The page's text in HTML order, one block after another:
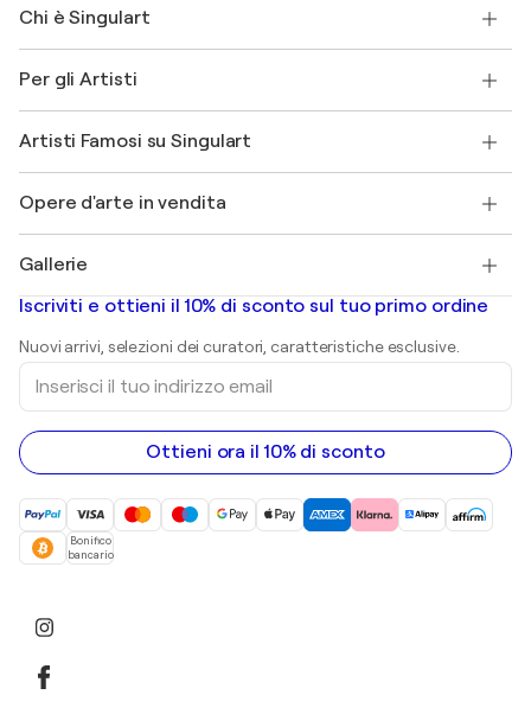
Spedizione
Offri una carta regalo
Partecipa al nostro programma commerciale
Il mio account
Protezione acquirente
+39 694500608
Chi è Singulart
FAQ
Magazine di Singulart
Lavori
Scopri arte originale selezionata
Per gli Artisti
Accedi come Artista
Artisti Famosi su Singulart
Marc Chagall
Banksy
Mr. Brainwash
Shepard Fairey
Opere d'arte in vendita
Quadri astratti in vendita
Dipinti di paesaggi
sculture
Dipinti acrilici
Gallerie
Gallerie d’arte in Italia
Iscriviti e ottieni il 10% di sconto sul tuo primo ordine
Nuovi arrivi, selezioni dei curatori, caratteristiche esclusive.
Inserisci
tuo
indirizzo
email
Ottieni ora il 10% di sconto
Bonifico
bancario